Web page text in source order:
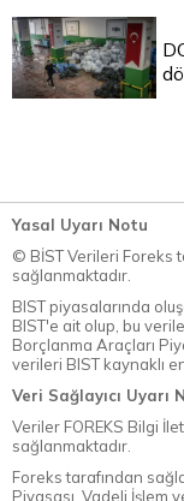
Yasal Uyarı Notu
© BİST Verileri Foreks
sağlanmaktadır.
BIST piyasalarında
BIST'e ait olup, bu
Borçlanma Araçları
verileri BIST kaynaklı
Veri Sağlayıcı Uyarı
Veriler FOREKS Bilgi
sağlanmaktadır.
Foreks tarafından
Piyasası, Vadeli İşlem